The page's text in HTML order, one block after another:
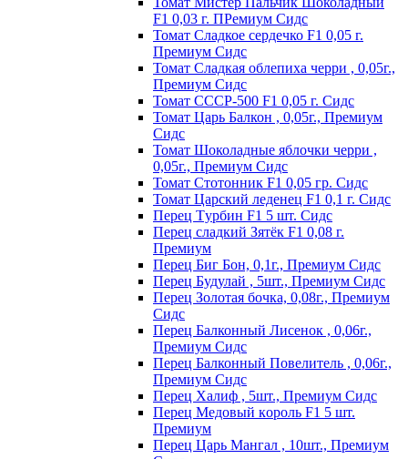
F1 0,03 г. ПРемиум Сидс
Томат Сладкое сердечко F1 0,05 г.
Премиум Сидс
Томат Сладкая облепиха черри , 0,05г.,
Премиум Сидс
Томат СССР-500 F1 0,05 г. Сидс
Томат Царь Балкон , 0,05г., Премиум
Сидс
Томат Шоколадные яблочки черри ,
0,05г., Премиум Сидс
Томат Стотонник F1 0,05 гр. Сидс
Томат Царский леденец F1 0,1 г. Сидс
Перец Tурбин F1 5 шт. Сидс
Перец сладкий Зятёк F1 0,08 г.
Премиум
Перец Биг Бон, 0,1г., Премиум Сидс
Перец Будулай , 5шт., Премиум Сидс
Перец Золотая бочка, 0,08г., Премиум
Сидс
Перец Балконный Лисенок , 0,06г.,
Премиум Сидс
Перец Балконный Повелитель , 0,06г.,
Премиум Сидс
Перец Халиф , 5шт., Премиум Сидс
Пepeц Meдoвый кopoль F1 5 шт.
Пpeмиyм
Перец Царь Мангал , 10шт., Премиум